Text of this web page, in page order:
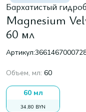
Бархатистый
Magnesium
60 мл
Артикул:
Объем, мл: 60
60 мл
34,80 BYN